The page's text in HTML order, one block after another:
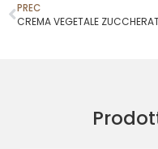
PREC